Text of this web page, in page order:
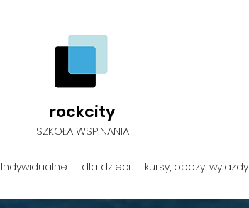
rockcity
SZKOŁA WSPINANIA
Indywidualne dla dzieci kursy, obozy, wyjazdy